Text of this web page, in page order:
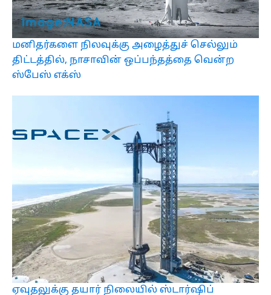
மனிதர்களை நிலவுக்கு அழைத்துச் செல்லும்
திட்டத்தில், நாசாவின் ஒப்பந்தத்தை வென்ற
ஸ்பேஸ் எக்ஸ்
ஏவுதலுக்கு தயார் நிலையில் ஸ்டார்ஷிப்